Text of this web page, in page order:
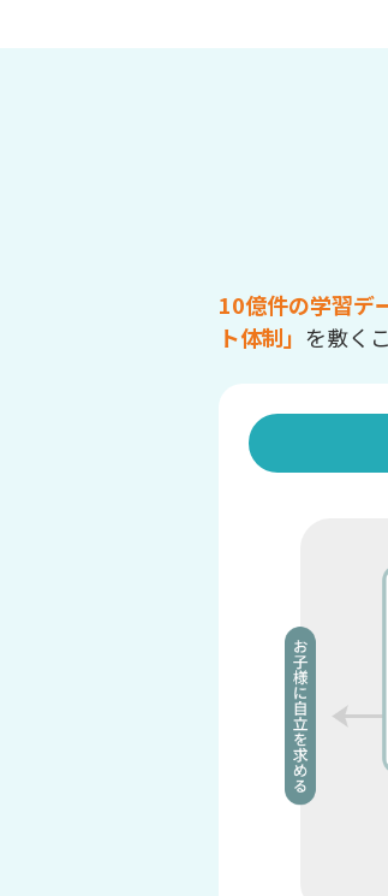
10億件の学習デ
ト体制」 を敷く